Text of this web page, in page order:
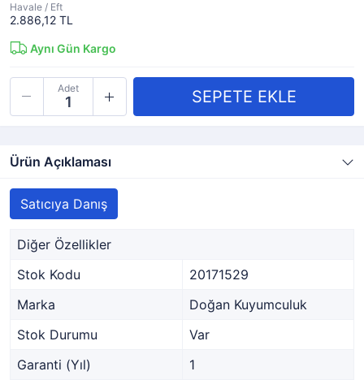
Havale / Eft
2.886,12 TL
Aynı Gün Kargo
Adet
Ürün Açıklaması
Satıcıya Danış
Diğer Özellikler
Stok Kodu
20171529
Marka
Doğan Kuyumculuk
Stok Durumu
Var
Garanti (Yıl)
1